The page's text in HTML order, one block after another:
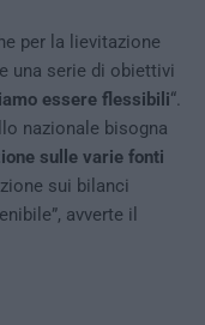
per la lievitazione
una serie di obiettivi
essere flessibili“.
nazionale bisogna
sulle varie fonti
sui bilanci
avverte il